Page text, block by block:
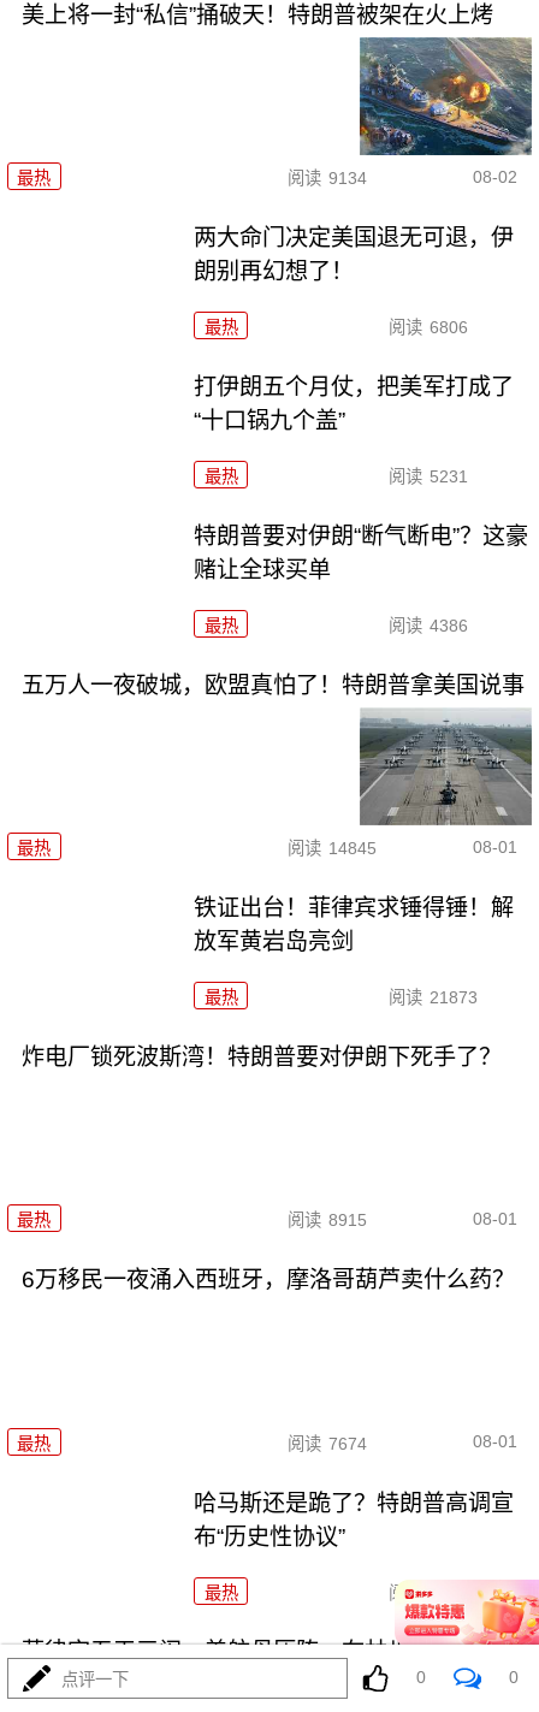
美上将一封“私信”捅破天！特朗普被架在火上烤
最热 阅读 9134 08-02
两大命门决定美国退无可退，伊
朗别再幻想了！
最热 阅读 6806
打伊朗五个月仗，把美军打成了
“十口锅九个盖”
最热 阅读 5231
特朗普要对伊朗“断气断电”？这豪
赌让全球买单
最热 阅读 4386
五万人一夜破城，欧盟真怕了！特朗普拿美国说事
最热 阅读 14845 08-01
铁证出台！菲律宾求锤得锤！解
放军黄岩岛亮剑
最热 阅读 21873
炸电厂锁死波斯湾！特朗普要对伊朗下死手了？
最热 阅读 8915 08-01
6万移民一夜涌入西班牙，摩洛哥葫芦卖什么药？
最热 阅读 7674 08-01
哈马斯还是跪了？特朗普高调宣
布“历史性协议”
最热 阅读 10314
菲律宾五天三闹，美航母压阵，布林肯说了大实话
点评一下 0 0